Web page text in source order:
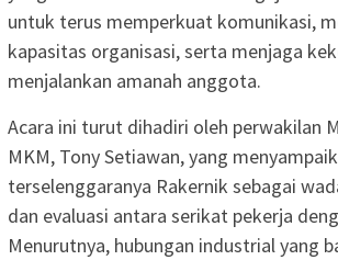
untuk terus memperkuat komunikasi,
kapasitas organisasi, serta menjaga
menjalankan amanah anggota.
Acara ini turut dihadiri oleh perwakilan
MKM, Tony Setiawan, yang
terselenggaranya Rakernik sebagai
dan evaluasi antara serikat pekerja
Menurutnya, hubungan industrial yang